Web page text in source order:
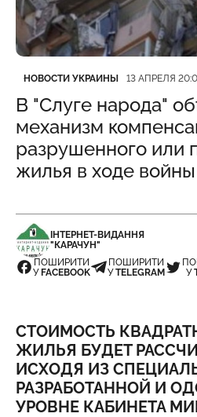
Категория
НОВОСТИ УКРАИНЫ
Дата публикации 13 АПРЕЛЯ
В "Слуге народа"
механизм
разрушенного или
жилья в ходе войны
ІНТЕРНЕТ-ВИДАННЯ
"КАРАЧУН"
ПОШИРИТИ
У FACEBOOK
ПОШИРИТИ
УTELEGRAM
У
СТОИМОСТЬ
ЖИЛЬЯ БУДЕТ
ИСХОДЯ ИЗ
РАЗРАБОТАННОЙ И
УРОВНЕ КАБИНЕТА